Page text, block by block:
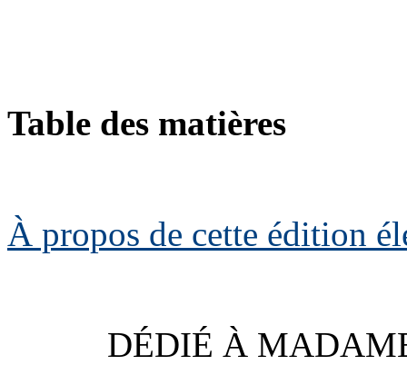
Table des matières
À propos de cette édition
DÉDIÉ À